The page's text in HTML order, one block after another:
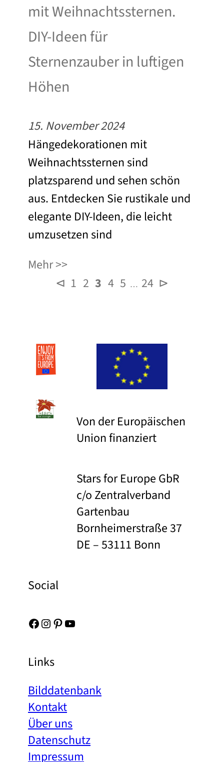
mit Weihnachtssternen.
DIY-Ideen für
Sternenzauber in luftigen
Höhen
15. November 2024
Hängedekorationen mit
Weihnachtssternen sind
platzsparend und sehen schön
aus. Entdecken Sie rustikale und
elegante DIY-Ideen, die leicht
umzusetzen sind
Mehr
⊲ 1 2 3 4 5 … 24 ⊳
Von der Europäischen
Union finanziert
Stars for Europe GbR
c/o Zentralverband
Gartenbau
Bornheimerstraße 37
DE – 53111 Bonn
Social
Facebook Instagram Pinterest YouTube
Links
Bilddatenbank
Kontakt
Über uns
Datenschutz
Impressum